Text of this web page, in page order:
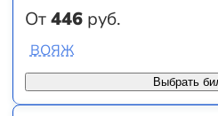
От446 руб.
Выбрать
ВОЯЖ